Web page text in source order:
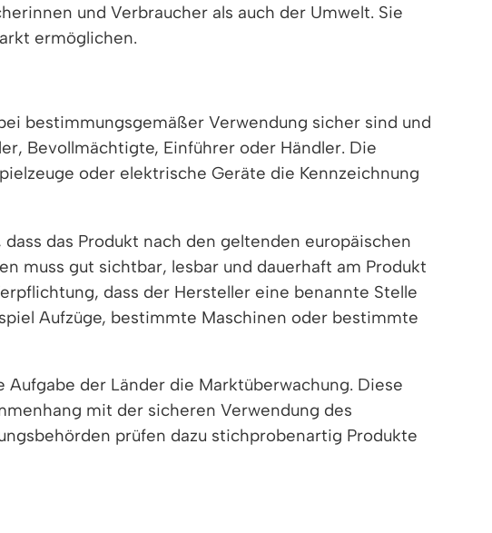
und Verbraucher als auch der Umwelt. Sie
ermöglichen.
bestimmungsgemäßer Verwendung sicher sind und
Bevollmächtigte, Einführer oder Händler. Die
oder elektrische Geräte die Kennzeichnung
das Produkt nach den geltenden europäischen
muss gut sichtbar, lesbar und dauerhaft am Produkt
dass der Hersteller eine benannte Stelle
Aufzüge, bestimmte Maschinen oder bestimmte
der Länder die Marktüberwachung. Diese
mit der sicheren Verwendung des
prüfen dazu stichprobenartig Produkte